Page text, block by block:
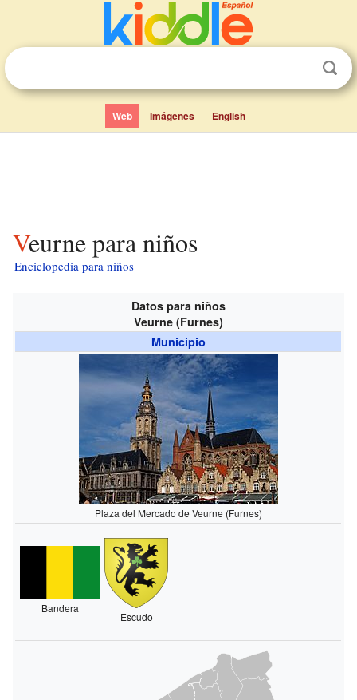
Web Imágenes English
Veurne para niños
Enciclopedia para niños
Datos para niños
Veurne (Furnes)
Municipio
Plaza del Mercado de Veurne (Furnes)
Bandera
Escudo